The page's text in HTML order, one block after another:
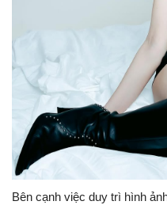
Bên cạnh việc duy trì hình